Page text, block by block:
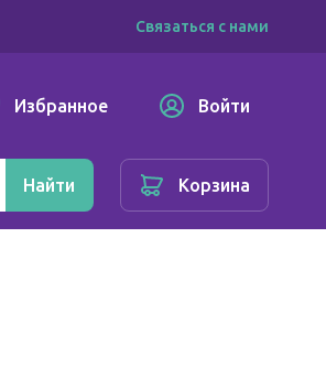
Связаться с нами
Избранное Войти
Найти Корзина